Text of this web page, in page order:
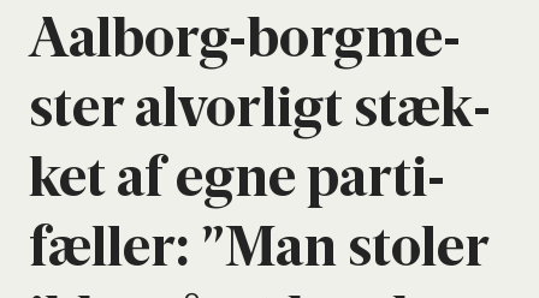
Aal­borg-borg­me­
ster alvor­ligt stæk­
ket af egne par­ti­
fæl­ler: ”Man sto­ler